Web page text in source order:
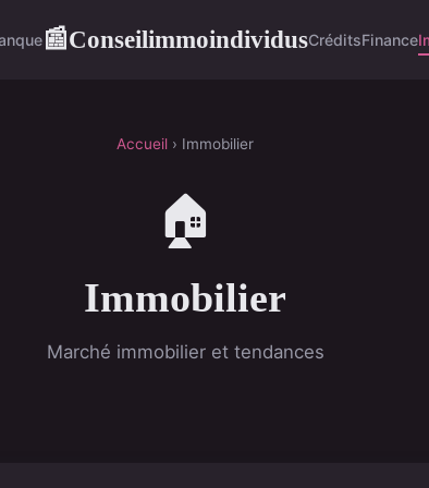
📰ConseilimmoindividusCréditsFinance
Accueil › Immobilier
🏠
Immobilier
Marché immobilier et tendances